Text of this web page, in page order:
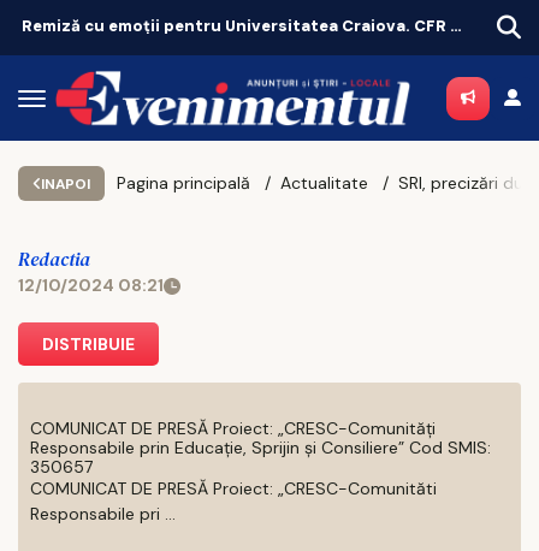
Remiză cu emoții pentru Universitatea Craiova. CFR Cluij, distrusă în Gruia!
INAPOI Pagina principală Actualitate
Redactia
12/10/2024 08:21
DISTRIBUIE
COMUNICAT DE PRESĂ Proiect: „CRESC-Comunități
Responsabile prin Educație, Sprijin și Consiliere” Cod SMIS:
350657
COMUNICAT DE PRESĂ Proiect: „CRESC-Comunităti
Responsabile pri ...